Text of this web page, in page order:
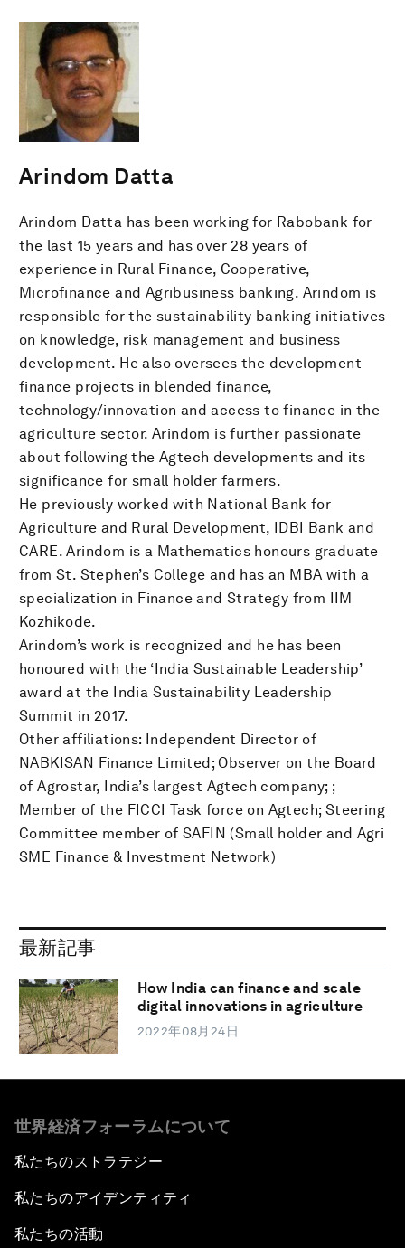
Arindom Datta
Arindom Datta has been working for Rabobank for
the last 15 years and has over 28 years of
experience in Rural Finance, Cooperative,
Microfinance and Agribusiness banking. Arindom is
responsible for the sustainability banking initiatives
on knowledge, risk management and business
development. He also oversees the development
finance projects in blended finance,
technology/innovation and access to finance in the
agriculture sector. Arindom is further passionate
about following the Agtech developments and its
significance for small holder farmers.
He previously worked with National Bank for
Agriculture and Rural Development, IDBI Bank and
CARE. Arindom is a Mathematics honours graduate
from St. Stephen’s College and has an MBA with a
specialization in Finance and Strategy from IIM
Kozhikode.
Arindom’s work is recognized and he has been
honoured with the ‘India Sustainable Leadership’
award at the India Sustainability Leadership
Summit in 2017.
Other affiliations: Independent Director of
NABKISAN Finance Limited; Observer on the Board
of Agrostar, India’s largest Agtech company; ;
Member of the FICCI Task force on Agtech; Steering
Committee member of SAFIN (Small holder and Agri
SME Finance & Investment Network)
最新記事
How India can finance and scale
digital innovations in agriculture
2022年08月24日
世界経済フォーラムについて
私たちのストラテジー
私たちのアイデンティティ
私たちの活動